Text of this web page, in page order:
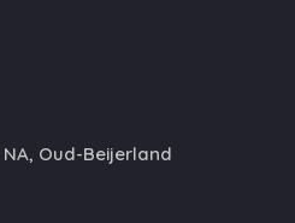
Oud-Beijerland